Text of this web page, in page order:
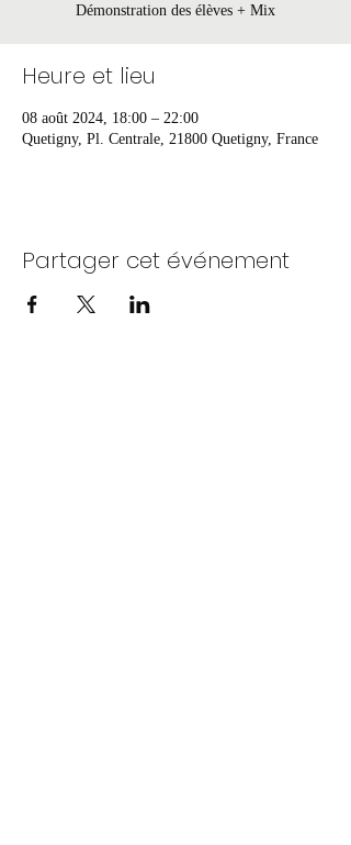
Démonstration des élèves + Mix
Heure et lieu
08 août 2024, 18:00 – 22:00
Quetigny, Pl. Centrale, 21800 Quetigny, France
Partager cet événement